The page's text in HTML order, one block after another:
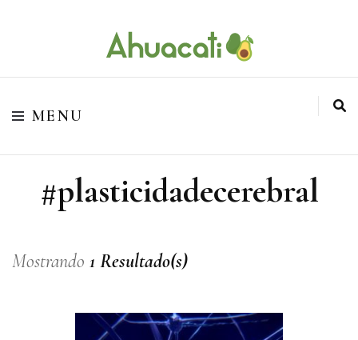
Ahuacati
O melhor da Internet em um só lugar
MENU
#plasticidadecerebral
Mostrando 1 Resultado(s)